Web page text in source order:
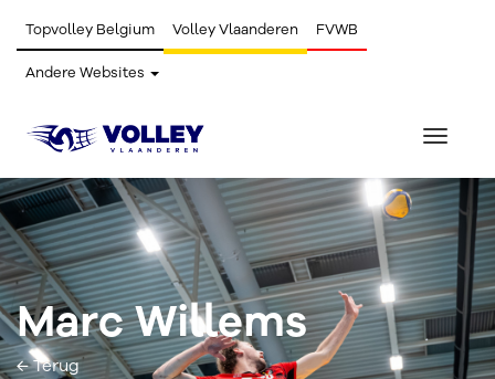
Topvolley Belgium Volley Vlaanderen FVWB
Andere Websites
Toggle
Marc Willems
← Terug